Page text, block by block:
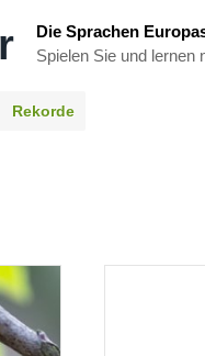
Die Sprachen
Spielen Sie und lernen
Rekorde